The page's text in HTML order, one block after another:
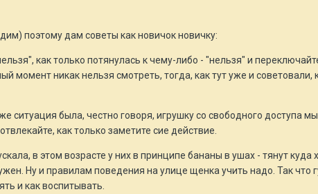
поэтому дам советы как новичок новичку:
как только потянулась к чему-либо - "нельзя" и
момент никак нельзя смотреть, тогда, как тут уже и советовали,
ситуация была, честно говоря, игрушку со свободного доступа
как только заметите сие действие.
в этом возрасте у них в принципе бананы в ушах - тянут куда
Ну и правилам поведения на улице щенка учить надо. Так что
и как воспитывать.